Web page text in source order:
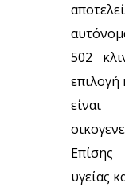
502
επιλογή
υγείας